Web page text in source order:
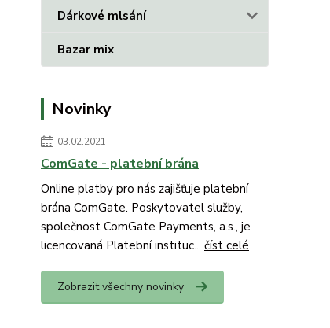
Dárkové mlsání
Bazar mix
Novinky
03.02.2021
ComGate - platební brána
Online platby pro nás zajišťuje platební
brána ComGate. Poskytovatel služby,
společnost ComGate Payments, a.s., je
licencovaná Platební instituc... číst celé
Zobrazit všechny novinky